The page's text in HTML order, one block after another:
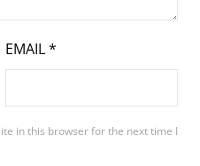
EMAIL*
in this browser for the next time I